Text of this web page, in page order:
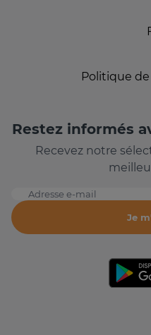
Politique
Restez informés
Recevez notre
Adresse e-mail
Je